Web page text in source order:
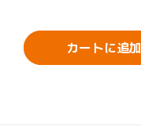
カートに追加